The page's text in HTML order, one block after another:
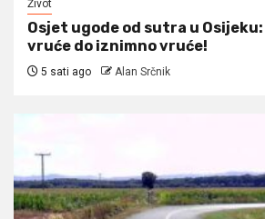
Život
Osjet ugode od sutra u Osijeku:
vruće do iznimno vruće!
5 sati ago Alan Srčnik